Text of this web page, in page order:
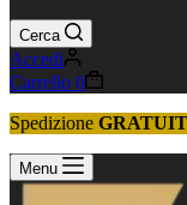
Cerca
Accedi
Carrello 0
Spedizione
Menu